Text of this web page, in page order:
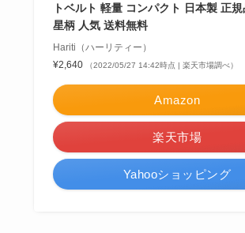
トベルト 軽量 コンパクト 日本製 正
星柄 人気 送料無料
Hariti（ハーリティー）
¥2,640
（2022/05/27 14:42時点 | 楽天市場調べ）
Amazon
楽天市場
Yahooショッピング